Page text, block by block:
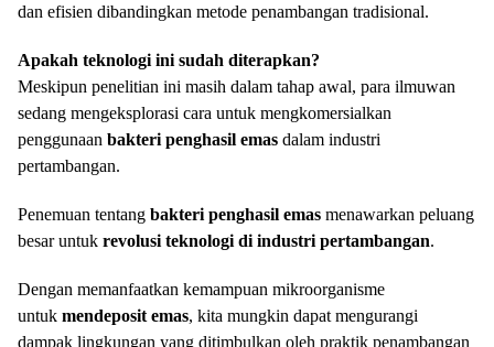
dan efisien dibandingkan metode penambangan tradisional.
Apakah teknologi ini sudah diterapkan?
Meskipun penelitian ini masih dalam tahap awal, para ilmuwan
sedang mengeksplorasi cara untuk mengkomersialkan
penggunaan bakteri penghasil emas dalam industri
pertambangan.
Penemuan tentang bakteri penghasil emas menawarkan peluang
besar untuk revolusi teknologi di industri pertambangan.
Dengan memanfaatkan kemampuan mikroorganisme
untuk mendeposit emas, kita mungkin dapat mengurangi
dampak lingkungan yang ditimbulkan oleh praktik penambangan